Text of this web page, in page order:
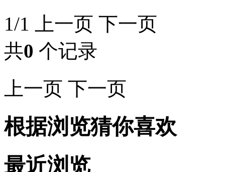
1/1
上一页 下一页
共0 个记录
上一页 下一页
根据浏览猜你喜欢
最近浏览